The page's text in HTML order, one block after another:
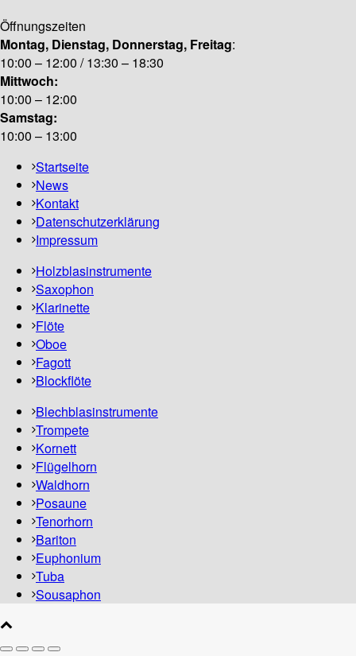
Öffnungszeiten
Montag, Dienstag, Donnerstag, Freitag:
10:00 – 12:00 / 13:30 – 18:30
Mittwoch:
10:00 – 12:00
Samstag:
10:00 – 13:00
Startseite
News
Kontakt
Datenschutzerklärung
Impressum
Holzblasinstrumente
Saxophon
Klarinette
Flöte
Oboe
Fagott
Blockflöte
Blechblasinstrumente
Trompete
Kornett
Flügelhorn
Waldhorn
Posaune
Tenorhorn
Bariton
Euphonium
Tuba
Sousaphon